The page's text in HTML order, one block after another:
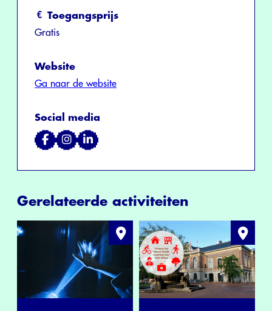
Toegangsprijs
Gratis
Website
Ga naar de website
Social media
Gerelateerde activiteiten